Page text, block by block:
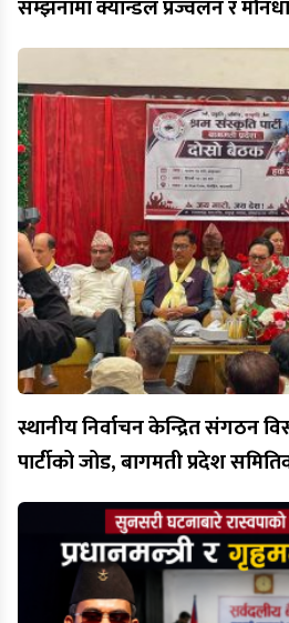
सम्झनामा क्यान्डल प्रज्वलन र
स्थानीय निर्वाचन केन्द्रित संगठन
पार्टीको जोड, बागमती प्रदेश